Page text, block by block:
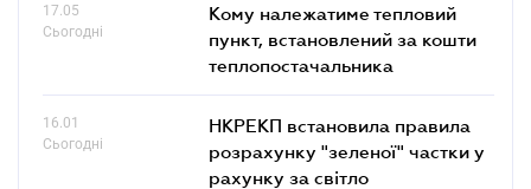
17.05
Сьогодні
Кому належатиме тепловий
пункт, встановлений за кошти
теплопостачальника
16.01
Сьогодні
НКРЕКП встановила правила
розрахунку "зеленої" частки у
рахунку за світло